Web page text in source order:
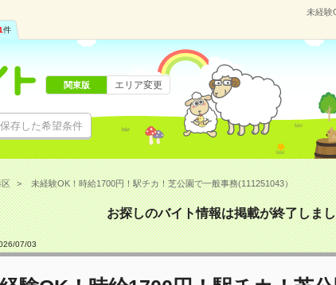
未経験
件
保存した希望条件
関東版 エリア変更
未経験OK！時給1700円！駅チカ！芝公園で一般事務(111251043）
お探しのバイト情報は掲載が終了しま
/07/03